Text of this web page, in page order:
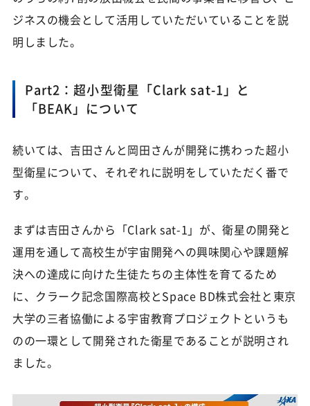
ジネスの機会として活用していただいていることを説
明しました。
Part2：超小型衛星「Clark sat-1」と
「BEAK」について
続いては、吉田さんと岡田さんが開発に携わった超小
型衛星について、それぞれに説明をしていただく番で
す。
まずは吉田さんから「Clark sat-1」が、衛星の開発と
運用を通して高校生が宇宙開発への興味関心や課題解
決への達成に向けた生徒たちの主体性を育てるため
に、クラーク記念国際高校とSpace BD株式会社と東京
大学の三者協働による宇宙教育プロジェクトというも
のの一環として開発された衛星であることが説明され
ました。